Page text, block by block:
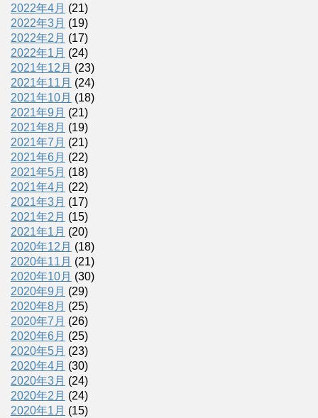
2022年4月 (21)
2022年3月 (19)
2022年2月 (17)
2022年1月 (24)
2021年12月 (23)
2021年11月 (24)
2021年10月 (18)
2021年9月 (21)
2021年8月 (19)
2021年7月 (21)
2021年6月 (22)
2021年5月 (18)
2021年4月 (22)
2021年3月 (17)
2021年2月 (15)
2021年1月 (20)
2020年12月 (18)
2020年11月 (21)
2020年10月 (30)
2020年9月 (29)
2020年8月 (25)
2020年7月 (26)
2020年6月 (25)
2020年5月 (23)
2020年4月 (30)
2020年3月 (24)
2020年2月 (24)
2020年1月 (15)